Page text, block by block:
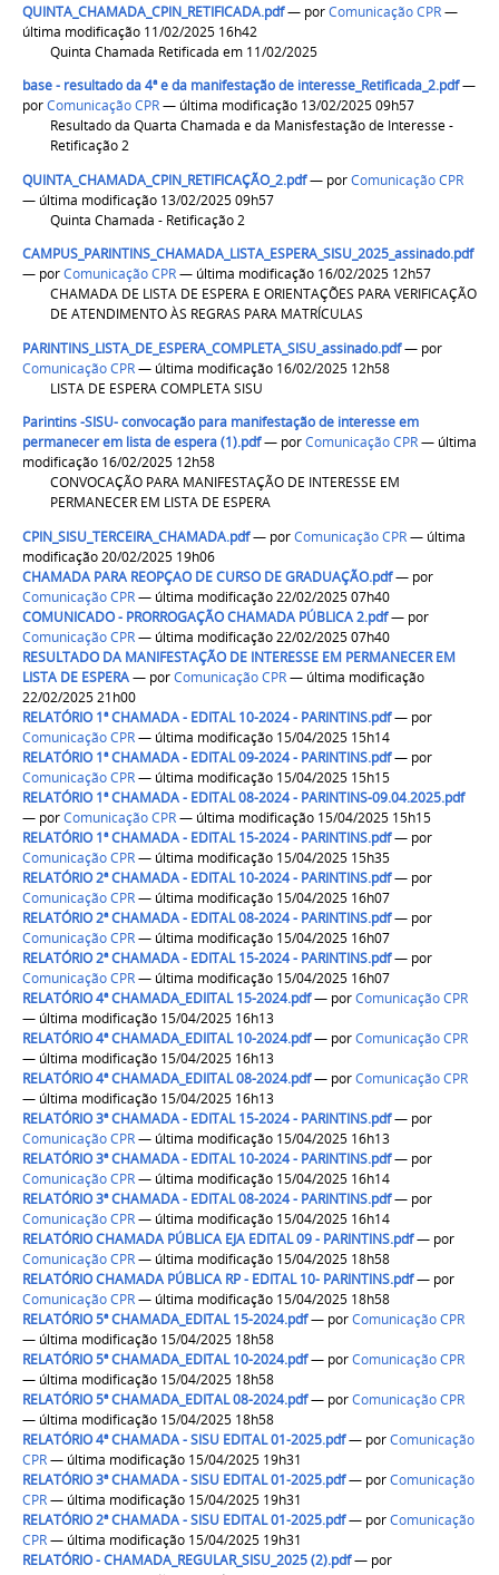
QUINTA_CHAMADA_CPIN_RETIFICADA.pdf— porComunicação CPR—
última modificação 11/02/2025 16h42
Quinta Chamada Retificada em 11/02/2025
base - resultado da 4ª e da manifestação de interesse_Retificada_2.pdf—
porComunicação CPR— última modificação 13/02/2025 09h57
Resultado da Quarta Chamada e da Manisfestação de Interesse -
Retificação 2
QUINTA_CHAMADA_CPIN_RETIFICAÇÃO_2.pdf— porComunicação CPR
— última modificação 13/02/2025 09h57
Quinta Chamada - Retificação 2
CAMPUS_PARINTINS_CHAMADA_LISTA_ESPERA_SISU_2025_assinado.pdf
— porComunicação CPR— última modificação 16/02/2025 12h57
CHAMADA DE LISTA DE ESPERA E ORIENTAÇÕES PARA VERIFICAÇÃO
DE ATENDIMENTO ÀS REGRAS PARA MATRÍCULAS
PARINTINS_LISTA_DE_ESPERA_COMPLETA_SISU_assinado.pdf— por
Comunicação CPR— última modificação 16/02/2025 12h58
LISTA DE ESPERA COMPLETA SISU
Parintins -SISU- convocação para manifestação de interesse em
permanecer em lista de espera (1).pdf— porComunicação CPR— última
modificação 16/02/2025 12h58
CONVOCAÇÃO PARA MANIFESTAÇÃO DE INTERESSE EM
PERMANECER EM LISTA DE ESPERA
CPIN_SISU_TERCEIRA_CHAMADA.pdf— porComunicação CPR— última
modificação 20/02/2025 19h06
CHAMADA PARA REOPÇAO DE CURSO DE GRADUAÇÃO.pdf— por
Comunicação CPR— última modificação 22/02/2025 07h40
COMUNICADO - PRORROGAÇÃO CHAMADA PÚBLICA 2.pdf— por
Comunicação CPR— última modificação 22/02/2025 07h40
RESULTADO DA MANIFESTAÇÃO DE INTERESSE EM PERMANECER EM
LISTA DE ESPERA— porComunicação CPR— última modificação
22/02/2025 21h00
RELATÓRIO 1ª CHAMADA - EDITAL 10-2024 - PARINTINS.pdf— por
Comunicação CPR— última modificação 15/04/2025 15h14
RELATÓRIO 1ª CHAMADA - EDITAL 09-2024 - PARINTINS.pdf— por
Comunicação CPR— última modificação 15/04/2025 15h15
RELATÓRIO 1ª CHAMADA - EDITAL 08-2024 - PARINTINS-09.04.2025.pdf
— porComunicação CPR— última modificação 15/04/2025 15h15
RELATÓRIO 1ª CHAMADA - EDITAL 15-2024 - PARINTINS.pdf— por
Comunicação CPR— última modificação 15/04/2025 15h35
RELATÓRIO 2ª CHAMADA - EDITAL 10-2024 - PARINTINS.pdf— por
Comunicação CPR— última modificação 15/04/2025 16h07
RELATÓRIO 2ª CHAMADA - EDITAL 08-2024 - PARINTINS.pdf— por
Comunicação CPR— última modificação 15/04/2025 16h07
RELATÓRIO 2ª CHAMADA - EDITAL 15-2024 - PARINTINS.pdf— por
Comunicação CPR— última modificação 15/04/2025 16h07
RELATÓRIO 4ª CHAMADA_EDIITAL 15-2024.pdf— porComunicação CPR
— última modificação 15/04/2025 16h13
RELATÓRIO 4ª CHAMADA_EDIITAL 10-2024.pdf— porComunicação CPR
— última modificação 15/04/2025 16h13
RELATÓRIO 4ª CHAMADA_EDIITAL 08-2024.pdf— porComunicação CPR
— última modificação 15/04/2025 16h13
RELATÓRIO 3ª CHAMADA - EDITAL 15-2024 - PARINTINS.pdf— por
Comunicação CPR— última modificação 15/04/2025 16h13
RELATÓRIO 3ª CHAMADA - EDITAL 10-2024 - PARINTINS.pdf— por
Comunicação CPR— última modificação 15/04/2025 16h14
RELATÓRIO 3ª CHAMADA - EDITAL 08-2024 - PARINTINS.pdf— por
Comunicação CPR— última modificação 15/04/2025 16h14
RELATÓRIO CHAMADA PÚBLICA EJA EDITAL 09 - PARINTINS.pdf— por
Comunicação CPR— última modificação 15/04/2025 18h58
RELATÓRIO CHAMADA PÚBLICA RP - EDITAL 10- PARINTINS.pdf— por
Comunicação CPR— última modificação 15/04/2025 18h58
RELATÓRIO 5ª CHAMADA_EDITAL 15-2024.pdf— porComunicação CPR
— última modificação 15/04/2025 18h58
RELATÓRIO 5ª CHAMADA_EDITAL 10-2024.pdf— porComunicação CPR
— última modificação 15/04/2025 18h58
RELATÓRIO 5ª CHAMADA_EDITAL 08-2024.pdf— porComunicação CPR
— última modificação 15/04/2025 18h58
RELATÓRIO 4ª CHAMADA - SISU EDITAL 01-2025.pdf— porComunicação
CPR— última modificação 15/04/2025 19h31
RELATÓRIO 3ª CHAMADA - SISU EDITAL 01-2025.pdf— porComunicação
CPR— última modificação 15/04/2025 19h31
RELATÓRIO 2ª CHAMADA - SISU EDITAL 01-2025.pdf— porComunicação
CPR— última modificação 15/04/2025 19h31
RELATÓRIO - CHAMADA_REGULAR_SISU_2025 (2).pdf— por